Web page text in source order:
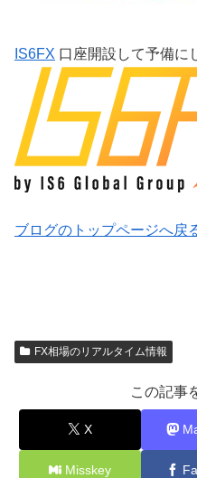
IS6FX 口座開設して予備に
ブログのトップページへ戻
FX相場のリアルタイム情報
この記事
X
Misskey